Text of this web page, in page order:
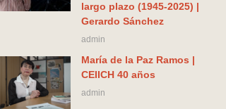
largo plazo (1945-2025) |
Gerardo Sánchez
admin
María de la Paz Ramos |
CEIICH 40 años
admin